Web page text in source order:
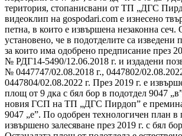
територия, стопанисвани от ТП „ДГС
видеоклип на gospodari.com е изнесено
петна, в които е извършена незаконна сеч.
установено, че в подотделите са изведени
за които има одобрено предписание през
№ РДГ14-5490/12.06.2018 г. и издадени
№ 0447747/02.08.2018 г., 0447802/
0447804/02.08.2022 г. През 2019 г. е
площ от 9 дка с бял бор в подотдел 9047
новия ГСП на ТП „ДГС Пирдоп” е
9047 „е”. По одобрен технологичен план в
извършено залесяване през 2019 г. с бял